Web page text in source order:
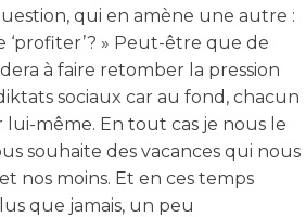
qui en amène une autre :
‘profiter’? » Peut-être que de
à faire retomber la pression
sociaux car au fond, chacun
même. En tout cas je nous le
souhaite des vacances qui nous
nos moins. Et en ces temps
que jamais, un peu